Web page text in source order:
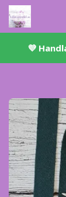
💜